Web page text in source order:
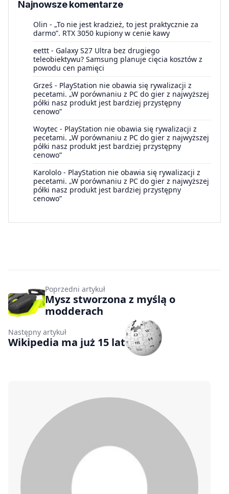
Najnowsze komentarze
Olin - „To nie jest kradzież, to jest praktycznie za
darmo”. RTX 3050 kupiony w cenie kawy
eettt - Galaxy S27 Ultra bez drugiego
teleobiektywu? Samsung planuje cięcia kosztów z
powodu cen pamięci
Grześ - PlayStation nie obawia się rywalizacji z
pecetami. „W porównaniu z PC do gier z najwyższej
półki nasz produkt jest bardziej przystępny
cenowo”
Woytec - PlayStation nie obawia się rywalizacji z
pecetami. „W porównaniu z PC do gier z najwyższej
półki nasz produkt jest bardziej przystępny
cenowo”
Karololo - PlayStation nie obawia się rywalizacji z
pecetami. „W porównaniu z PC do gier z najwyższej
półki nasz produkt jest bardziej przystępny
cenowo”
Poprzedni artykuł
Mysz stworzona z myślą o
modderach
Następny artykuł
Wikipedia ma już 15 lat